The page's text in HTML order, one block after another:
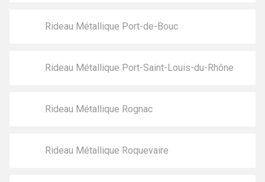
Rideau Métallique Port-de-Bouc
Rideau Métallique Port-Saint-Louis-du-Rhône
Rideau Métallique Rognac
Rideau Métallique Roquevaire